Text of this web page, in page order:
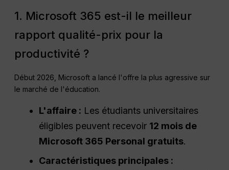
1. Microsoft 365 est-il le meilleur
rapport qualité-prix pour la
productivité ?
Début 2026, Microsoft a lancé l'offre la plus agressive sur
le marché de l'éducation.
L'affaire : Les étudiants universitaires
éligibles peuvent recevoir 12 mois de
Microsoft 365 Personal gratuits.
Caractéristiques principales :